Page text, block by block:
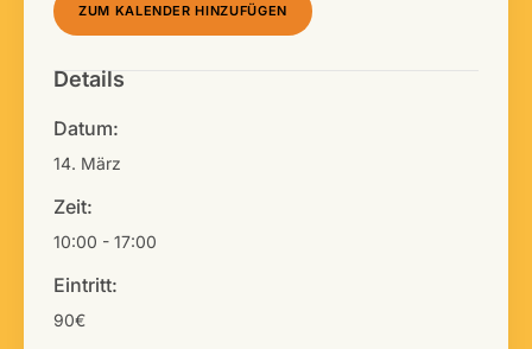
ZUM KALENDER HINZUFÜGEN
Details
Datum:
14. März
Zeit:
10:00 - 17:00
Eintritt:
90€